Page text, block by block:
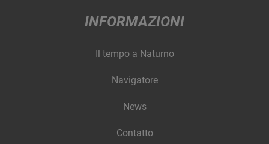
INFORMAZIONI
Il tempo a Naturno
Navigatore
News
Contatto